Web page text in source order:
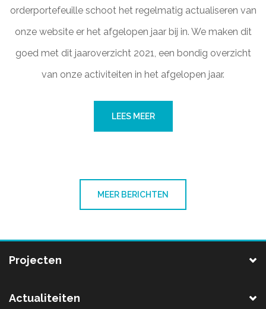
orderportefeuille schoot het regelmatig actualiseren van
onze website er het afgelopen jaar bij in. We maken dit
goed met dit jaaroverzicht 2021, een bondig overzicht
van onze activiteiten in het afgelopen jaar.
LEES MEER
MEER BERICHTEN
Projecten
Actualiteiten